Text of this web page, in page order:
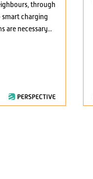
through
charging
are necessary...